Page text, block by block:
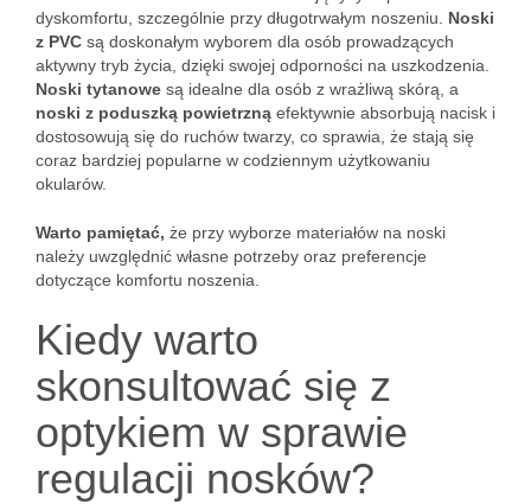
dyskomfortu, szczególnie przy długotrwałym noszeniu. Noski
z PVC są doskonałym wyborem dla osób prowadzących
aktywny tryb życia, dzięki swojej odporności na uszkodzenia.
Noski tytanowe są idealne dla osób z wrażliwą skórą, a
noski z poduszką powietrzną efektywnie absorbują nacisk i
dostosowują się do ruchów twarzy, co sprawia, że stają się
coraz bardziej popularne w codziennym użytkowaniu
okularów.
Warto pamiętać, że przy wyborze materiałów na noski
należy uwzględnić własne potrzeby oraz preferencje
dotyczące komfortu noszenia.
Kiedy warto
skonsultować się z
optykiem w sprawie
regulacji nosków?